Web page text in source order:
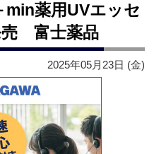
min薬用UVエッセ
売 富士薬品
2025年05月23日 (金)